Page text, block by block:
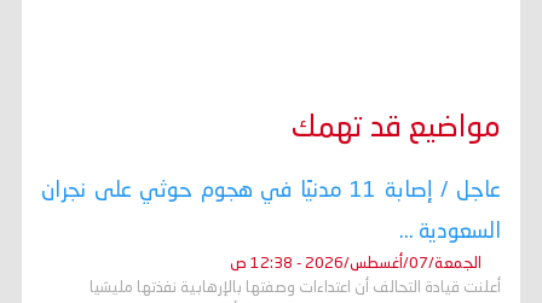
مواضيع قد تهمك
عاجل / إصابة 11 مدنيًا في هجوم حوثي على نجران
السعودية ...
الجمعة/07/أغسطس/2026 - 12:38 ص
أعلنت قيادة التحالف أن اعتداءات وصفتها بالإرهابية نفذتها مليشيا